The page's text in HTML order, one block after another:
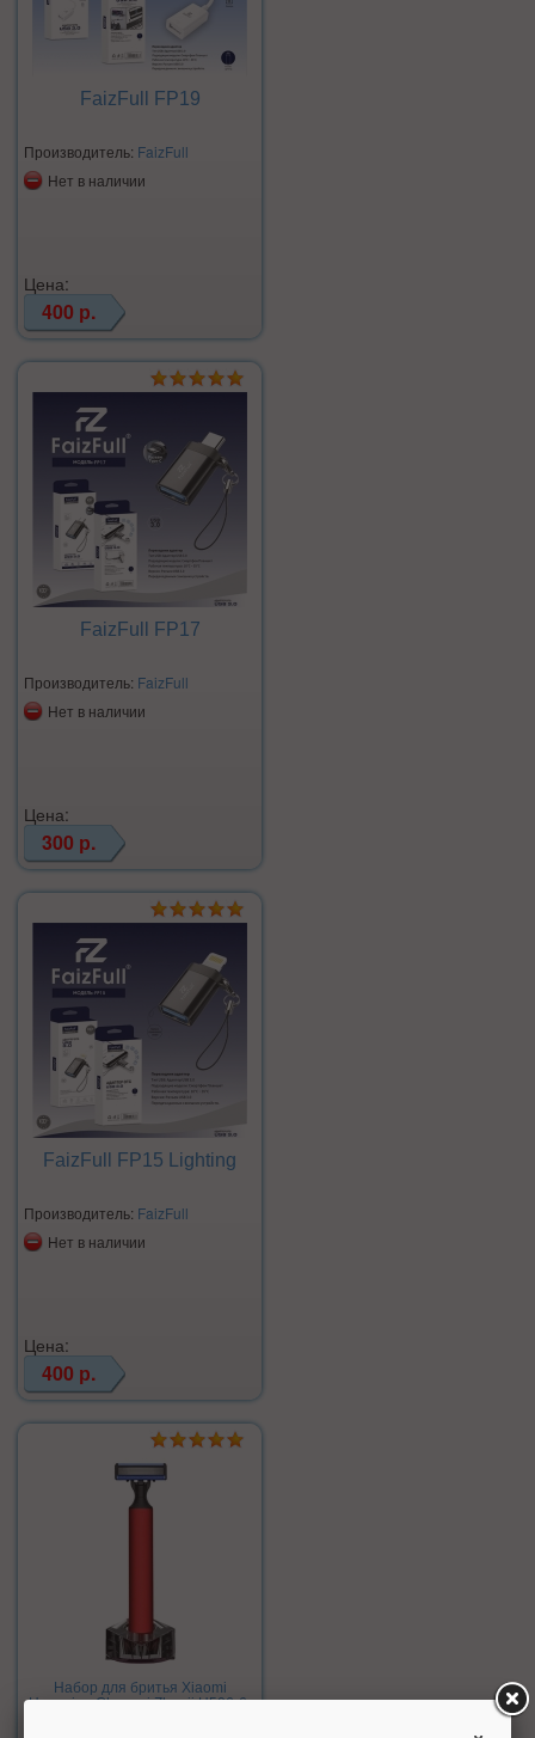
FaizFull FP19
Производитель: FaizFull
Нет в наличии
Цена:
400 р.
FaizFull FP17
Производитель: FaizFull
Нет в наличии
Цена:
300 р.
FaizFull FP15 Lighting
Производитель: FaizFull
Нет в наличии
Цена:
400 р.
Набор для бритья Xiaomi
Huanxing Chaocai Zhanji H506-6,